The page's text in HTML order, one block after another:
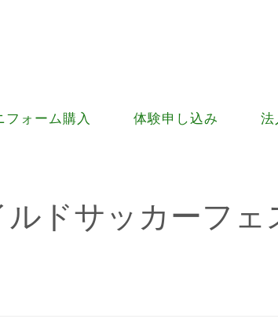
フォーム購入 体験申し込み 法
ドサッカーフ